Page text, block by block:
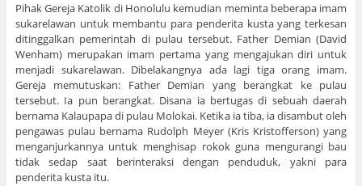
Pihak Gereja Katolik di Honolulu kemudian meminta beberapa imam
sukarelawan untuk membantu para penderita kusta yang terkesan
ditinggalkan pemerintah di pulau tersebut. Father Demian (David
Wenham) merupakan imam pertama yang mengajukan diri untuk
menjadi sukarelawan. Dibelakangnya ada lagi tiga orang imam.
Gereja memutuskan: Father Demian yang berangkat ke pulau
tersebut. Ia pun berangkat. Disana ia bertugas di sebuah daerah
bernama Kalaupapa di pulau Molokai. Ketika ia tiba, ia disambut oleh
pengawas pulau bernama Rudolph Meyer (Kris Kristofferson) yang
menganjurkannya untuk menghisap rokok guna mengurangi bau
tidak sedap saat berinteraksi dengan penduduk, yakni para
penderita kusta itu.